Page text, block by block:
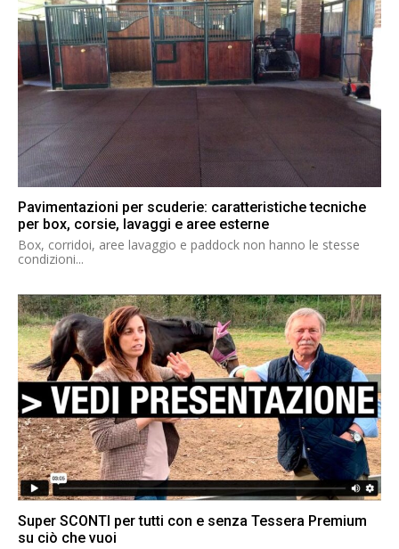
Pavimentazioni per scuderie: caratteristiche tecniche
per box, corsie, lavaggi e aree esterne
Box, corridoi, aree lavaggio e paddock non hanno le stesse
condizioni...
Super SCONTI per tutti con e senza Tessera Premium
su ciò che vuoi